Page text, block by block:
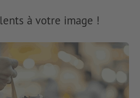
à votre image !